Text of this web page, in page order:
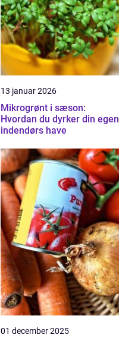
13 januar 2026
Mikrogrønt i sæson:
Hvordan du dyrker din egen
indendørs have
01 december 2025